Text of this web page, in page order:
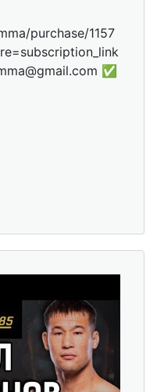
purchase/1157
✅